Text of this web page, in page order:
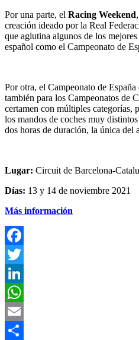
Por una parte, el Racing Weekend
creación ideado por la Real
que aglutina algunos de los
español como el Campeonato de
Por otra, el Campeonato de
también para los Campeonatos de
certamen con múltiples categorías,
los mandos de coches muy
dos horas de duración, la única del
Lugar: Circuit de Barcelona-
Días: 13 y 14 de noviembre 2021
Más información